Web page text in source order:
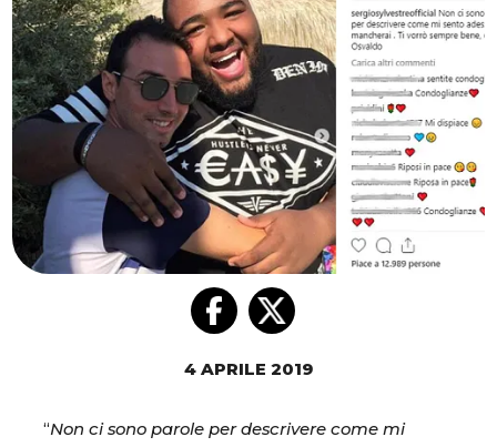
4 APRILE 2019
“Non ci sono parole per descrivere come mi